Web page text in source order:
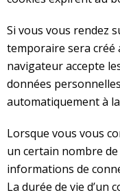
Si vous vous rendez
temporaire sera créé
navigateur accepte
données
automatiquement à
Lorsque vous vous
un certain nombre
informations de
La durée de vie d’un